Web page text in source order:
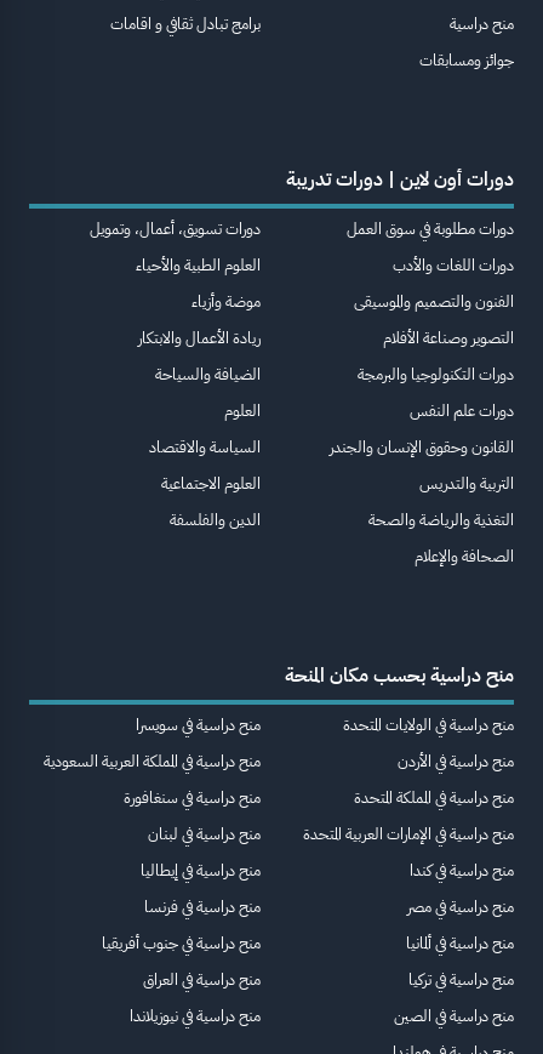
منح دراسية
جوائز ومسابقات
برامج تبادل ثقافي و اقامات
دورات أون لاين | دورات تدريبة
دورات مطلوبة في سوق العمل
دورات اللغات والأدب
الفنون والتصميم والموسيقى
التصوير وصناعة الأفلام
دورات التكنولوجيا والبرمجة
دورات علم النفس
القانون وحقوق الإنسان والجندر
التربية والتدريس
التغذية والرياضة والصحة
الصحافة والإعلام
دورات تسويق، أعمال، وتمويل
العلوم الطبية والأحياء
موضة وأزياء
ريادة الأعمال والابتكار
الضيافة والسياحة
العلوم
السياسة والاقتصاد
العلوم الاجتماعية
الدين والفلسفة
منح دراسية بحسب مكان المنحة
منح دراسية في الولايات المتحدة
منح دراسية في الأردن
منح دراسية في المملكة المتحدة
منح دراسية في الإمارات العربية المتحدة
منح دراسية في كندا
منح دراسية في مصر
منح دراسية في ألمانيا
منح دراسية في تركيا
منح دراسية في الصين
منح دراسية في سويسرا
منح دراسية في المملكة العربية السعودية
منح دراسية في سنغافورة
منح دراسية في لبنان
منح دراسية في إيطاليا
منح دراسية في فرنسا
منح دراسية في جنوب أفريقيا
منح دراسية في العراق
منح دراسية في نيوزيلاندا